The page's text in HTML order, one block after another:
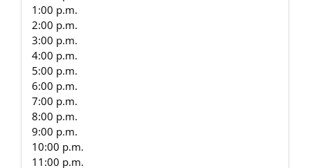
1:00 p.m.
2:00 p.m.
3:00 p.m.
4:00 p.m.
5:00 p.m.
6:00 p.m.
7:00 p.m.
8:00 p.m.
9:00 p.m.
10:00 p.m.
11:00 p.m.